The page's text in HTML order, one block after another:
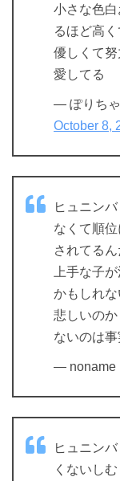
小さな色
るほど高
優しくて
愛してる
— ぽりち
October 8,
ヒュニン
なくて順
されてる
上手な子
かもしれ
悲しいの
ないのは
— noname
ヒュニン
くないし